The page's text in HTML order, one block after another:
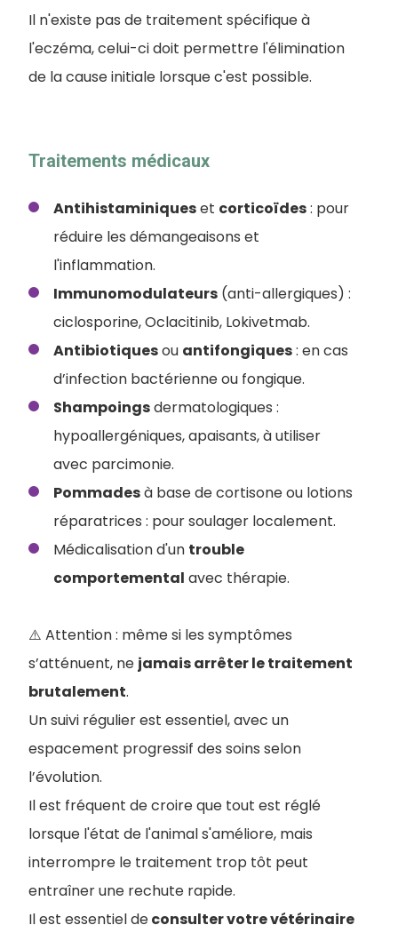
Il n'existe pas de traitement spécifique à
l'eczéma, celui-ci doit permettre l'élimination
de la cause initiale lorsque c'est possible.
Traitements médicaux
Antihistaminiqueset corticoïdes: pour
réduire les démangeaisons et
l'inflammation.
Immunomodulateurs (anti-allergiques) :
ciclosporine, Oclacitinib, Lokivetmab.
Antibiotiquesou antifongiques: en cas
d’infection bactérienne ou fongique.
Shampoingsdermatologiques :
hypoallergéniques, apaisants, à utiliser
avec parcimonie.
Pommadesà base de cortisone ou lotions
réparatrices : pour soulager localement.
Médicalisation d'un trouble
comportemental avec thérapie.
⚠️ Attention : même si les symptômes
s’atténuent, ne jamais arrêter le traitement
brutalement.
Un suivi régulier est essentiel, avec un
espacement progressif des soins selon
l’évolution.
Il est fréquent de croire que tout est réglé
lorsque l'état de l'animal s'améliore, mais
interrompre le traitement trop tôt peut
entraîner une rechute rapide.
Il est essentiel deconsulter votre vétérinaire